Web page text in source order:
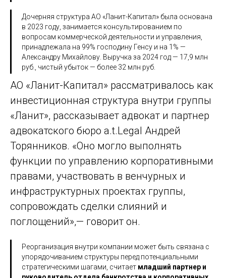
Дочерняя структура АО «Ланит-Капитал» была основана
в 2023 году, занимается консультированием по
вопросам коммерческой деятельности и управления,
принадлежала на 99% господину Генсу и на 1% —
Александру Михайлову. Выручка за 2024 год — 17,9 млн
руб., чистый убыток — более 32 млн руб.
АО «Ланит-Капитал» рассматривалось как
инвестиционная структура внутри группы
«Ланит», рассказывает адвокат и партнер
адвокатского бюро a.t.Legal Андрей
Торянников. «Оно могло выполнять
функции по управлению корпоративными
правами, участвовать в венчурных и
инфраструктурных проектах группы,
сопровождать сделки слияний и
поглощений»,— говорит он.
Реорганизация внутри компании может быть связана с
упорядочиванием структуры перед потенциальными
стратегическими шагами, считает младший партнер и